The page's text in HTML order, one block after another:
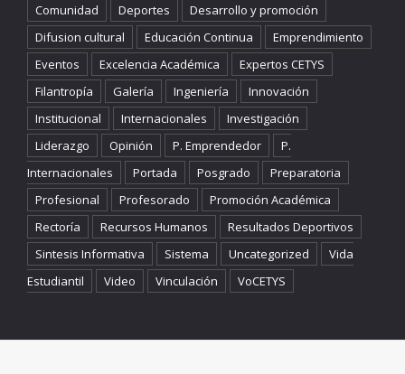
Comunidad
Deportes
Desarrollo y promoción
Difusion cultural
Educación Continua
Emprendimiento
Eventos
Excelencia Académica
Expertos CETYS
Filantropía
Galería Ingeniería
Innovación
Institucional
Internacionales
Investigación
Liderazgo
Opinión P. Emprendedor
P.
Internacionales
Portada Posgrado
Preparatoria
Profesional
Profesorado
Promoción Académica
Rectoría
Recursos Humanos
Resultados Deportivos
Sintesis Informativa
Sistema Uncategorized
Vida
Estudiantil
Video Vinculación VoCETYS